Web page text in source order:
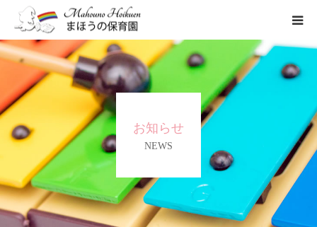
お知らせ
NEWS
まほうの保育園の想い
各園のご紹介
一時保育について